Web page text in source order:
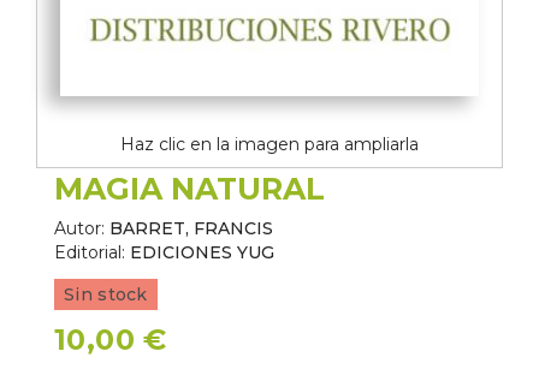
Haz clic en la imagen para ampliarla
MAGIA NATURAL
Autor: BARRET, FRANCIS
Editorial: EDICIONES YUG
Sin stock
10,00 €